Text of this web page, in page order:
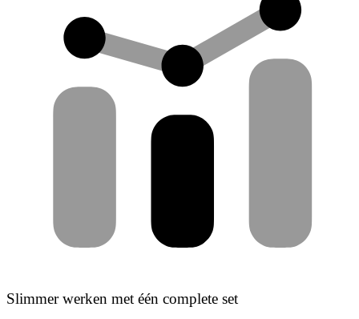
Slimmer werken met één complete set